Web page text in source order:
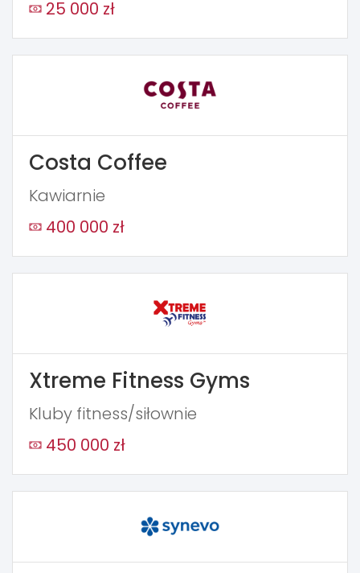
25 000 zł
Costa Coffee
Kawiarnie
400 000 zł
Xtreme Fitness Gyms
Kluby fitness/siłownie
450 000 zł